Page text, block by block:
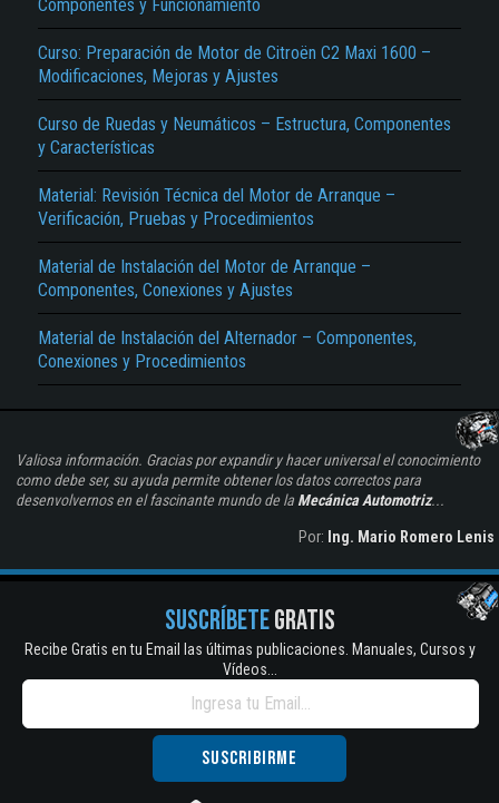
Componentes y Funcionamiento
Curso: Preparación de Motor de Citroën C2 Maxi 1600 –
Modificaciones, Mejoras y Ajustes
Curso de Ruedas y Neumáticos – Estructura, Componentes
y Características
Material: Revisión Técnica del Motor de Arranque –
Verificación, Pruebas y Procedimientos
Material de Instalación del Motor de Arranque –
Componentes, Conexiones y Ajustes
Material de Instalación del Alternador – Componentes,
Conexiones y Procedimientos
Valiosa información. Gracias por expandir y hacer universal el conocimiento
como debe ser, su ayuda permite obtener los datos correctos para
desenvolvernos en el fascinante mundo de la Mecánica Automotriz...
Por: Ing. Mario Romero Lenis
SUSCRÍBETEGRATIS
Recibe Gratis en tu Email las últimas publicaciones. Manuales, Cursos y
Vídeos...